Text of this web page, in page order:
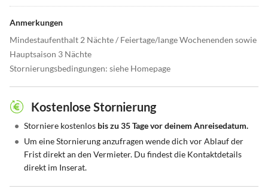
Anmerkungen
Mindestaufenthalt 2 Nächte / Feiertage/lange Wochenenden sowie
Hauptsaison 3 Nächte
Stornierungsbedingungen: siehe Homepage
Kostenlose Stornierung
• Storniere kostenlos bis zu 35 Tage vor deinem Anreisedatum.
• Um eine Stornierung anzufragen wende dich vor Ablauf der
Frist direkt an den Vermieter. Du findest die Kontaktdetails
direkt im Inserat.